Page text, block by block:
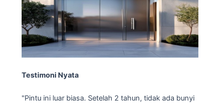
Testimoni Nyata
"Pintu ini luar biasa. Setelah 2 tahun, tidak ada bunyi